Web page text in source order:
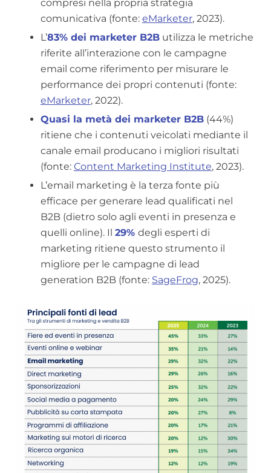
compresi nella propria strategia
comunicativa (fonte: eMarketer, 2023).
L’83% dei marketer B2Butilizza le metriche
riferite all’interazione con le campagne
email come riferimento per misurare le
performance dei propri contenuti (fonte:
eMarketer, 2022).
Quasi la metà dei marketer B2B(44%)
ritiene che i contenuti veicolati mediante il
canale email producano i migliori risultati
(fonte: Content Marketing Institute, 2023).
L’email marketing è la terza fonte più
efficace per generare lead qualificati nel
B2B (dietro solo agli eventi in presenza e
quelli online). Il 29% degli esperti di
marketing ritiene questo strumento il
migliore per le campagne di lead
generation B2B (fonte: SageFrog, 2025).